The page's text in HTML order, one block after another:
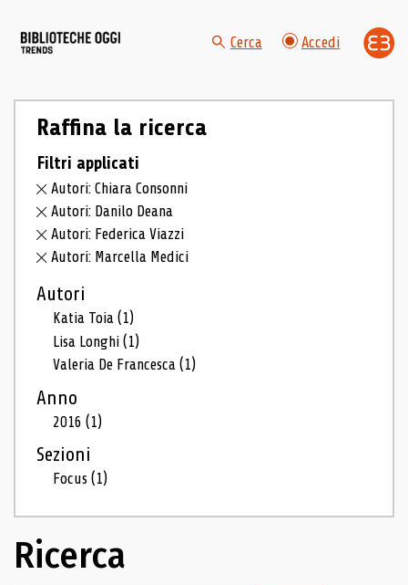
Cerca Accedi
Raffina la ricerca
Filtri applicati
Autori: Chiara Consonni
Autori: Danilo Deana
Autori: Federica Viazzi
Autori: Marcella Medici
Autori
Katia Toia(1)
Lisa Longhi(1)
Valeria De Francesca(1)
Anno
2016(1)
Sezioni
Focus(1)
Ricerca